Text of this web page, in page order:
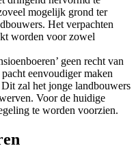
mogelijk grond ter
Het verpachten
worden voor zowel
geen recht van
eenvoudiger maken
zal het jonge landbouwers
Voor de huidige
te worden voorzien.